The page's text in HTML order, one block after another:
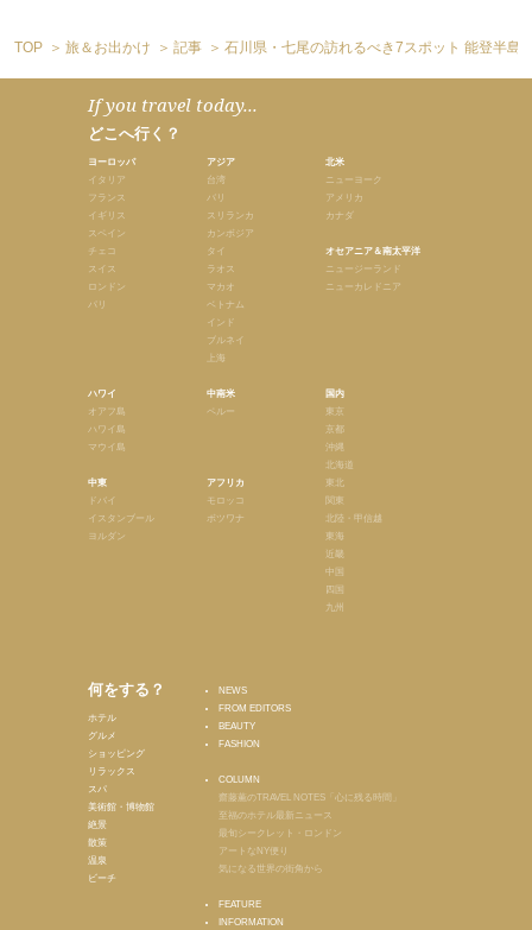
TOP 旅＆お出かけ 記事 石川県・七尾の訪れるべき7スポット 能登半島
If you travel today...
どこへ行く？
ヨーロッパ
イタリア
フランス
イギリス
スペイン
チェコ
スイス
ロンドン
パリ
ハワイ
オアフ島
ハワイ島
マウイ島
中東
ドバイ
イスタンブール
ヨルダン
アジア
台湾
バリ
スリランカ
カンボジア
タイ
ラオス
マカオ
ベトナム
インド
ブルネイ
上海
中南米
ペルー
アフリカ
モロッコ
ボツワナ
北米
ニューヨーク
アメリカ
カナダ
オセアニア＆南太平洋
ニュージーランド
ニューカレドニア
国内
東京
京都
沖縄
北海道
東北
関東
北陸・甲信越
東海
近畿
中国
四国
九州
何をする？
ホテル
グルメ
ショッピング
リラックス
スパ
美術館・博物館
絶景
散策
温泉
ビーチ
NEWS
FROM EDITORS
BEAUTY
FASHION
COLUMN
齋藤薫のTRAVEL NOTES「心に残る時間」
至福のホテル最新ニュース
最旬シークレット・ロンドン
アートなNY便り
気になる世界の街角から
FEATURE
INFORMATION